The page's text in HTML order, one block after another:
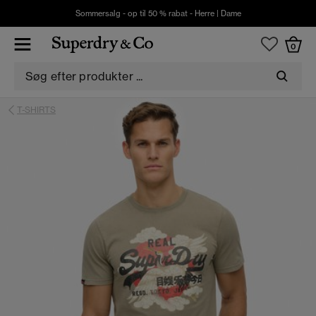
Sommersalg - op til 50 % rabat - Herre| Dame
0
T-SHIRTS